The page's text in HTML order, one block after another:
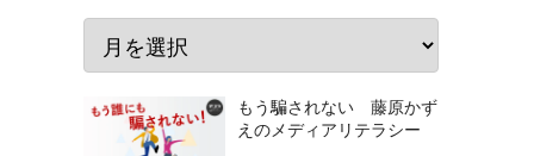
もう騙されない 藤原かず
えのメディアリテラシー